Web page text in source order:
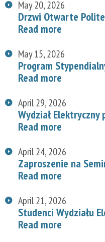
May 20, 2026
Drzwi Otwarte
Read more
May 15, 2026
Program
Read more
April 29, 2026
Wydział Elektryczny
Read more
April 24, 2026
Zaproszenie na
Read more
April 21, 2026
Studenci Wydziału
Read more